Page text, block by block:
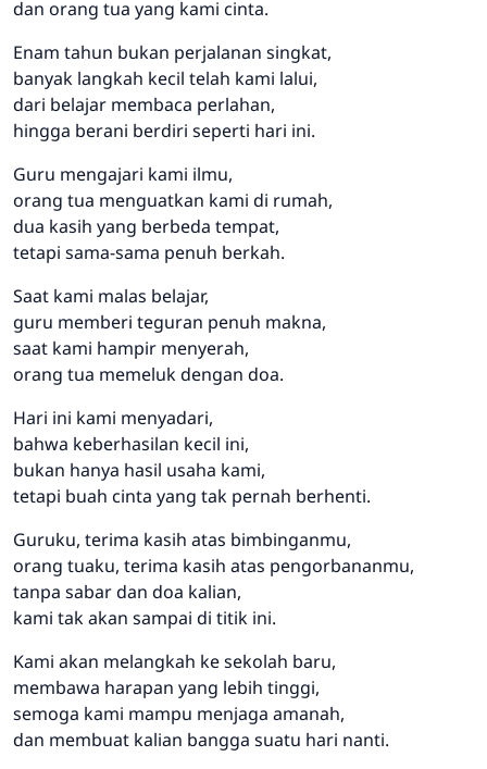
dan orang tua yang kami cinta.
Enam tahun bukan perjalanan singkat,
banyak langkah kecil telah kami lalui,
dari belajar membaca perlahan,
hingga berani berdiri seperti hari ini.
Guru mengajari kami ilmu,
orang tua menguatkan kami di rumah,
dua kasih yang berbeda tempat,
tetapi sama-sama penuh berkah.
Saat kami malas belajar,
guru memberi teguran penuh makna,
saat kami hampir menyerah,
orang tua memeluk dengan doa.
Hari ini kami menyadari,
bahwa keberhasilan kecil ini,
bukan hanya hasil usaha kami,
tetapi buah cinta yang tak pernah berhenti.
Guruku, terima kasih atas bimbinganmu,
orang tuaku, terima kasih atas pengorbananmu,
tanpa sabar dan doa kalian,
kami tak akan sampai di titik ini.
Kami akan melangkah ke sekolah baru,
membawa harapan yang lebih tinggi,
semoga kami mampu menjaga amanah,
dan membuat kalian bangga suatu hari nanti.